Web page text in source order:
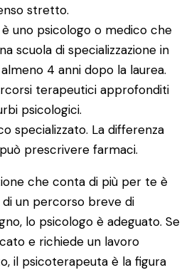
stretto.
è uno psicologo o medico che
scuola di specializzazione in
4 anni dopo la laurea.
terapeutici approfonditi
psicologici.
specializzato. La differenza
prescrivere farmaci.
che conta di più per te è
di un percorso breve di
lo psicologo è adeguato. Se
e richiede un lavoro
il psicoterapeuta è la figura